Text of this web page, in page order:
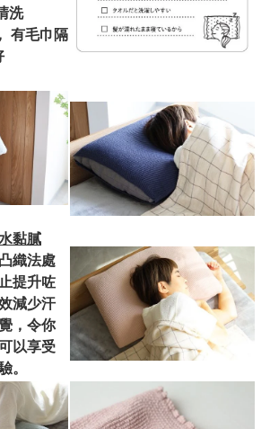
洗
有毛巾隔
黏膩
織法處
提升咗
減少汗
，令你
以享受
。